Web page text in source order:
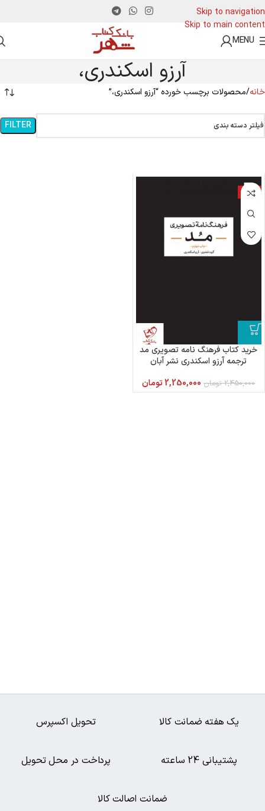
Skip to navigation
Skip to main content
MENU
آرزو اسکندری،
خانه محصولات برچسب خورده “آرزو اسکندری،”
فیلتر دسته بندی FILTER
-8%
خرید کتاب فرهنگ نامه تصویری مد
ترجمه آرزو اسکندری نشر آبان
2,450,000 تومان 2,250,000تومان
ضمانت اصالت کالا
پرداخت در محل تحویل پشتیبانی 24 ساعته
تحویل اکسپرس یک هفته ضمانت کالا